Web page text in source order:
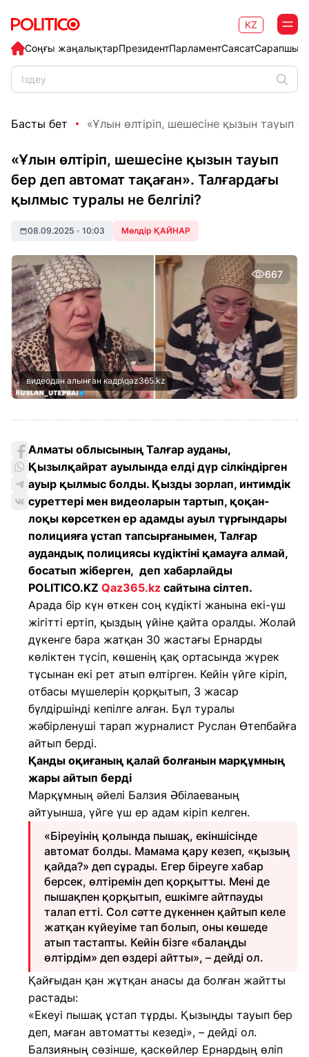
Соңғы жаңалықтарПрезидентПарламентСаясат
KZ
Басты бет «Ұлын өлтіріп, шешесіне қызын тауып
«Ұлын өлтіріп, шешесіне қызын тауып
бер деп автомат тақаған». Талғардағы
қылмыс туралы не белгілі?
08.09.2025 • 10:03 Мөлдір ҚАЙНАР
667
видеодан алынған кадр\qaz365.kz
Алматы облысының Талғар ауданы,
Қызылқайрат ауылында елді дүр сілкіндірген
ауыр қылмыс болды. Қызды зорлап, интимдік
суреттері мен видеоларын тартып, қоқан-
лоқы көрсеткен ер адамды ауыл тұрғындары
полицияға ұстап тапсырғанымен, Талғар
аудандық полициясы күдіктіні қамауға алмай,
босатып жіберген, деп хабарлайды
POLITICO.KZ Qaz365.kz сайтына сілтеп.
Арада бір күн өткен соң күдікті жанына екі-үш
жігітті ертіп, қыздың үйіне қайта оралды. Жолай
дүкенге бара жатқан 30 жастағы Ернарды
көліктен түсіп, көшенің қақ ортасында жүрек
тұсынан екі рет атып өлтірген. Кейін үйге кіріп,
отбасы мүшелерін қорқытып, 3 жасар
бүлдіршінді кепілге алған. Бұл туралы
жәбірленуші тарап журналист Руслан Өтепбайға
айтып берді.
Қанды оқиғаның қалай болғанын марқұмның
жары айтып берді
Марқұмның әйелі Балзия Әбілаеваның
айтуынша, үйге үш ер адам кіріп келген.
«Біреуінің қолында пышақ, екіншісінде
автомат болды. Мамама қару кезеп, «қызың
қайда?» деп сұрады. Егер біреуге хабар
берсек, өлтіремін деп қорқытты. Мені де
пышақпен қорқытып, ешкімге айтпауды
талап етті. Сол сәтте дүкеннен қайтып келе
жатқан күйеуіме тап болып, оны көшеде
атып тастапты. Кейін бізге «балаңды
өлтірдім» деп өздері айтты», – дейді ол.
Қайғыдан қан жұтқан анасы да болған жайтты
растады:
«Екеуі пышақ ұстап тұрды. Қызыңды тауып бер
деп, маған автоматты кезеді», – дейді ол.
Балзияның сөзінше, қаскөйлер Ернардың өліп